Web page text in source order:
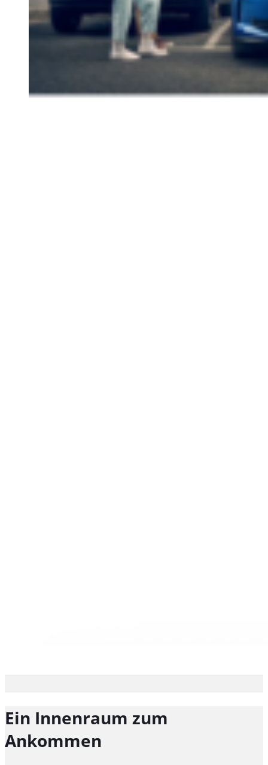
Ein Innenraum zum
Ankommen